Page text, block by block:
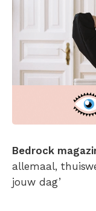
Bedrock
allemaal,
jouw dag’